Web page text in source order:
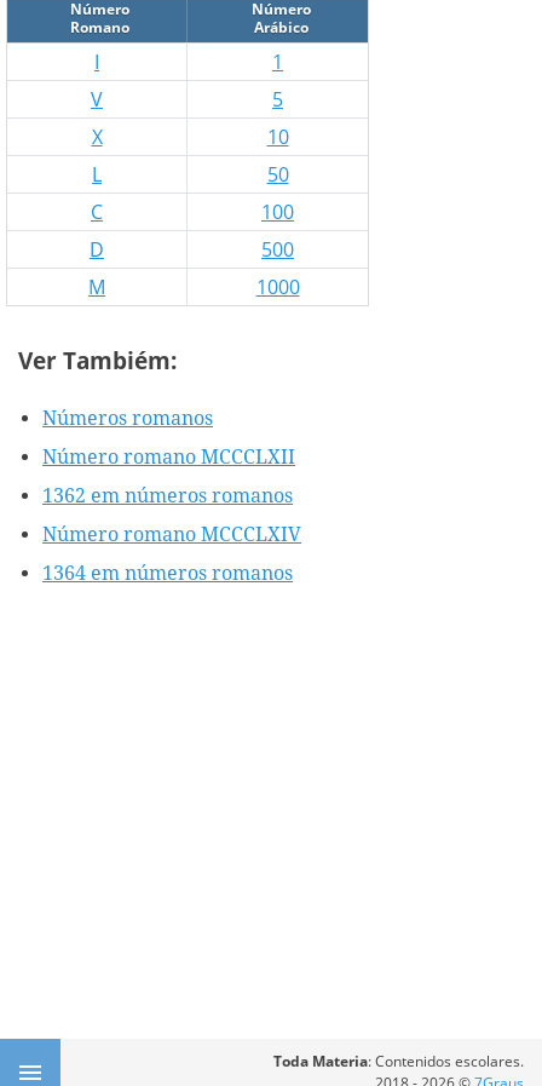
Número
Romano
Número
Arábico
I
1
V
5
X
10
L
50
C
100
D
500
M
1000
Ver Tambiém:
Números romanos
Número romano MCCCLXII
1362 em números romanos
Número romano MCCCLXIV
1364 em números romanos
Toda Materia: Contenidos escolares.